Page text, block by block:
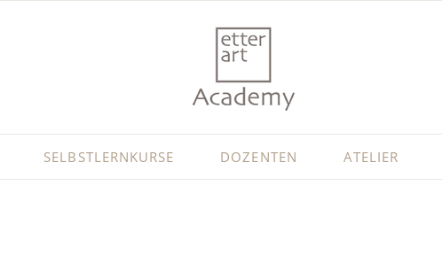
SELBSTLERNKURSE DOZENTEN ATELIER